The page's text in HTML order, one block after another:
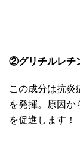
②グリチルレチ
この成分は抗炎
を発揮。原因か
を促進します！